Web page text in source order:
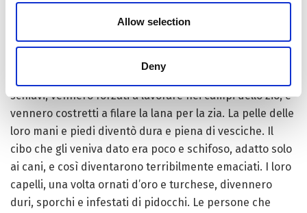
Allow selection
Deny
Gli zii però, abusando delle volontà del padre,
deprivarono la famiglia di Milarepa da tutti i diritti sulle
schiavi; vennero forzati a lavorare nei campi dello zio, e
vennero costretti a filare la lana per la zia. La pelle delle
loro mani e piedi diventò dura e piena di vesciche. Il
cibo che gli veniva dato era poco e schifoso, adatto solo
ai cani, e così diventarono terribilmente emaciati. I loro
capelli, una volta ornati d’oro e turchese, divennero
duri, sporchi e infestati di pidocchi. Le persone che